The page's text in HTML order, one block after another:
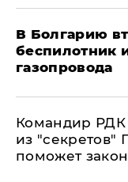
В Болгарию
беспилотник
газопровода
Командир РДК
из "секретов"
поможет